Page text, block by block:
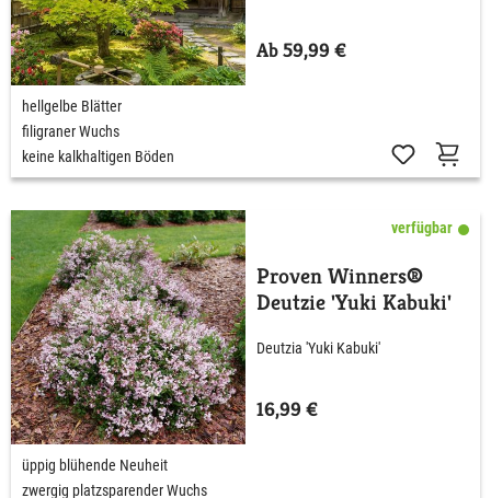
Ab 59,99 €
hellgelbe Blätter
filigraner Wuchs
keine kalkhaltigen Böden
verfügbar
Proven Winners®
Deutzie 'Yuki Kabuki'
Deutzia 'Yuki Kabuki'
16,99 €
üppig blühende Neuheit
zwergig platzsparender Wuchs